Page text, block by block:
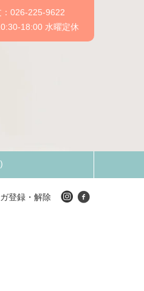
：026-225-9622
18:00 水曜定休
登録・解除